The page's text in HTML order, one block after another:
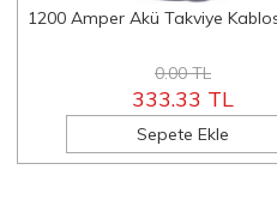
1200 Amper Akü Takviye
0.00 TL
333.33 TL
Sepete Ekle